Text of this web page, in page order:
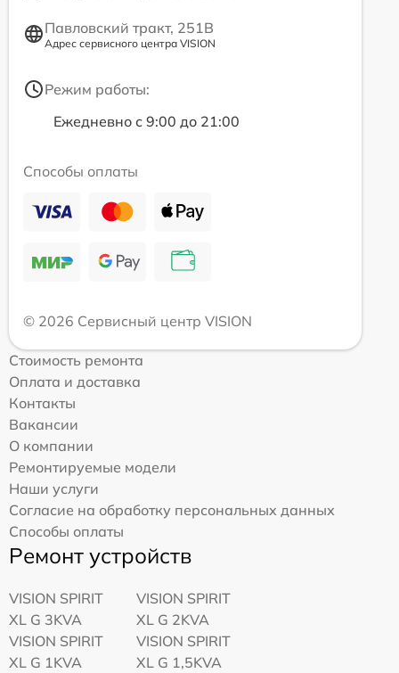
Павловский тракт, 251В
Адрес сервисного центра VISION
Режим работы:
Ежедневно с 9:00 до 21:00
Способы оплаты
© 2026 Сервисный центр VISION
Стоимость ремонта
Оплата и доставка
Контакты
Вакансии
О компании
Ремонтируемые модели
Наши услуги
Согласие на обработку персональных данных
Способы оплаты
Ремонт устройств
VISION SPIRIT
XL G 3KVA
VISION SPIRIT
XL G 2KVA
VISION SPIRIT
XL G 1KVA
VISION SPIRIT
XL G 1,5KVA